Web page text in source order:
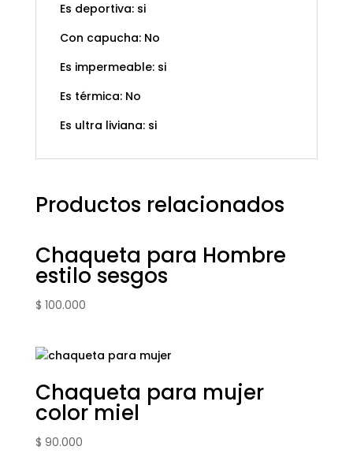
Es deportiva: si
Con capucha: No
Es impermeable: si
Es térmica: No
Es ultra liviana: si
Productos relacionados
Chaqueta para Hombre
estilo sesgos
$ 100.000
Chaqueta para mujer
color miel
$ 90.000